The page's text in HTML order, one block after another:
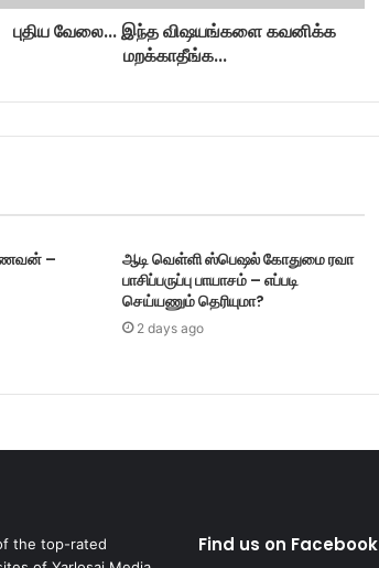
புதிய வேலை... இந்த விஷயங்களை கவனிக்க
மறக்காதீங்க...
கணவன் –
ஆடி வெள்ளி ஸ்பெஷல் கோதுமை ரவா
பாசிப்பருப்பு பாயாசம் – எப்படி
செய்யணும் தெரியுமா?
2 days ago
the top-rated
Find us on Facebook